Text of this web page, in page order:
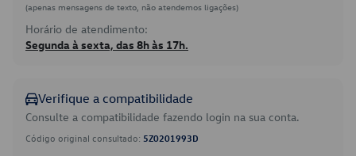
(apenas mensagens de texto, não atendemos ligações)
Horário de atendimento:
Segunda à sexta, das 8h às 17h.
Verifique a compatibilidade
Consulte a compatibilidade fazendo login na sua conta.
Código original consultado: 5Z0201993D